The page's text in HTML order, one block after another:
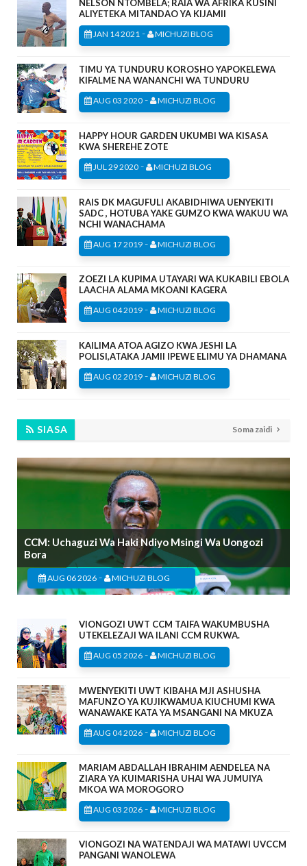
NELSON NTOMBELA; RAIA WA AFRIKA KUSINI
ALIYETEKA MITANDAO YA KIJAMII
JAN 14 2021 - MICHUZI BLOG
TIMU YA TUNDURU KOROSHO YAPOKELEWA
KIFALME NA WANANCHI WA TUNDURU
AUG 03 2020 - MICHUZI BLOG
HAPPY HOUR GARDEN UKUMBI WA KISASA
KWA SHEREHE ZOTE
JUL 29 2020 - MICHUZI BLOG
RAIS DK MAGUFULI AKABIDHIWA UENYEKITI
SADC , HOTUBA YAKE GUMZO KWA WAKUU WA
NCHI WANACHAMA
AUG 17 2019 - MICHUZI BLOG
ZOEZI LA KUPIMA UTAYARI WA KUKABILI EBOLA
LAACHA ALAMA MKOANI KAGERA
AUG 04 2019 - MICHUZI BLOG
KAILIMA ATOA AGIZO KWA JESHI LA
POLISI,ATAKA JAMII IPEWE ELIMU YA DHAMANA
AUG 02 2019 - MICHUZI BLOG
SIASA Soma zaidi
CCM: Uchaguzi Wa Haki Ndiyo Msingi Wa Uongozi
Bora
AUG 06 2026 - MICHUZI BLOG
VIONGOZI UWT CCM TAIFA WAKUMBUSHA
UTEKELEZAJI WA ILANI CCM RUKWA.
AUG 05 2026 - MICHUZI BLOG
MWENYEKITI UWT KIBAHA MJI ASHUSHA
MAFUNZO YA KUJIKWAMUA KIUCHUMI KWA
WANAWAKE KATA YA MSANGANI NA MKUZA
AUG 04 2026 - MICHUZI BLOG
MARIAM ABDALLAH IBRAHIM AENDELEA NA
ZIARA YA KUIMARISHA UHAI WA JUMUIYA
MKOA WA MOROGORO
AUG 03 2026 - MICHUZI BLOG
VIONGOZI NA WATENDAJI WA MATAWI UVCCM
PANGANI WANOLEWA